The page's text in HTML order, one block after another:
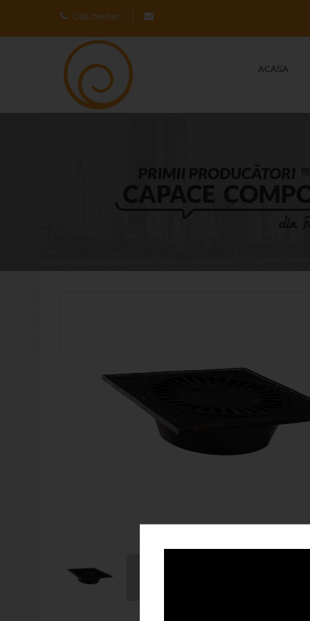
Call center:
ACASA